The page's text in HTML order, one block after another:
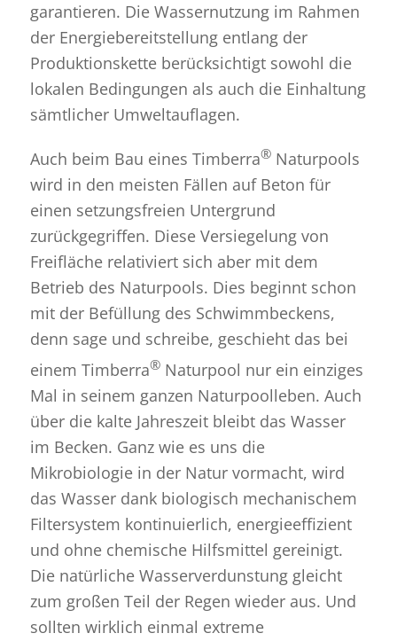
garantieren. Die Wassernutzung im Rahmen
der Energiebereitstellung entlang der
Produktionskette berücksichtigt sowohl die
lokalen Bedingungen als auch die Einhaltung
sämtlicher Umweltauflagen.
Auch beim Bau eines Timberra®Naturpools
wird in den meisten Fällen auf Beton für
einen setzungsfreien Untergrund
zurückgegriffen. Diese Versiegelung von
Freifläche relativiert sich aber mit dem
Betrieb des Naturpools. Dies beginnt schon
mit der Befüllung des Schwimmbeckens,
denn sage und schreibe, geschieht das bei
einem Timberra®Naturpool nur ein einziges
Mal in seinem ganzen Naturpoolleben. Auch
über die kalte Jahreszeit bleibt das Wasser
im Becken. Ganz wie es uns die
Mikrobiologie in der Natur vormacht, wird
das Wasser dank biologisch mechanischem
Filtersystem kontinuierlich, energieeffizient
und ohne chemische Hilfsmittel gereinigt.
Die natürliche Wasserverdunstung gleicht
zum großen Teil der Regen wieder aus. Und
sollten wirklich einmal extreme